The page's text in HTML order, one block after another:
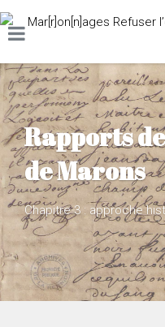
Rapports
de Marons
Chapitre 3 : approche